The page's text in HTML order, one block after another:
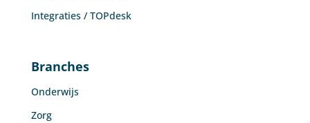
Integraties / TOPdesk
Branches
Onderwijs
Zorg